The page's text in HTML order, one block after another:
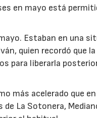
en mayo está
Estaban en una
quien recordó que
para liberarla
más acelerado que
La Sotonera,